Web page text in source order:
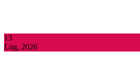
13
Lug, 2026